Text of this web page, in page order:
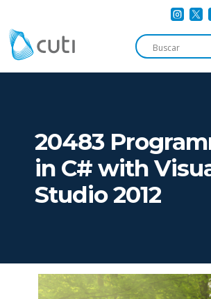
 
20483
in C# with
Studio 2012